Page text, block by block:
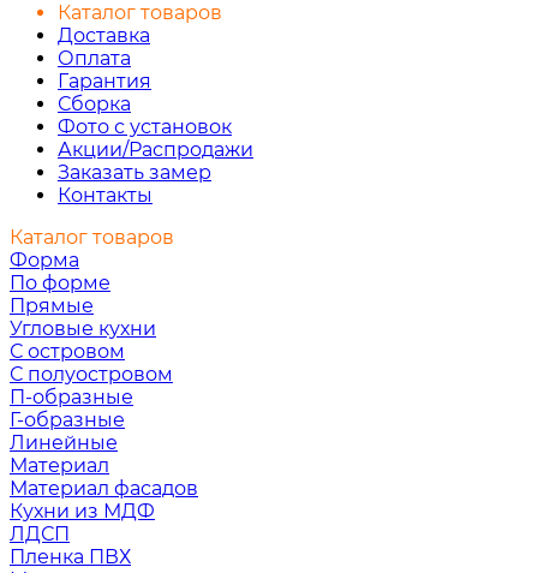
Каталог товаров
Доставка
Оплата
Гарантия
Сборка
Фото с установок
Акции/Распродажи
Заказать замер
Контакты
Каталог товаров
Форма
По форме
Прямые
Угловые кухни
С островом
С полуостровом
П-образные
Г-образные
Линейные
Материал
Материал фасадов
Кухни из МДФ
ЛДСП
Пленка ПВХ